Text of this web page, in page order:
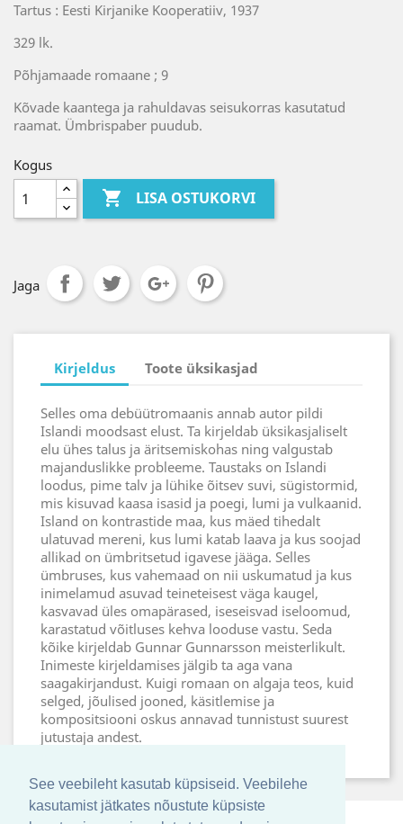
See veebileht kasutab küpsiseid. Veebilehe
kasutamist jätkates nõustute küpsiste
Tartus : Eesti Kirjanike Kooperatiiv, 1937
329 lk.
Põhjamaade romaane ; 9
Kõvade kaantega ja rahuldavas seisukorras kasutatud
raamat. Ümbrispaber puudub.
Kogus
 LISA OSTUKORVI
Jaga
Kirjeldus Toote üksikasjad
Selles oma debüütromaanis annab autor pildi
Islandi moodsast elust. Ta kirjeldab üksikasjaliselt
elu ühes talus ja äritsemiskohas ning valgustab
majanduslikke probleeme. Taustaks on Islandi
loodus, pime talv ja lühike õitsev suvi, sügistormid,
mis kisuvad kaasa isasid ja poegi, lumi ja vulkaanid.
Island on kontrastide maa, kus mäed tihedalt
ulatuvad mereni, kus lumi katab laava ja kus soojad
allikad on ümbritsetud igavese jääga. Selles
ümbruses, kus vahemaad on nii uskumatud ja kus
inimelamud asuvad teineteisest väga kaugel,
kasvavad üles omapärased, iseseisvad iseloomud,
karastatud võitluses kehva looduse vastu. Seda
kõike kirjeldab Gunnar Gunnarsson meisterlikult.
Inimeste kirjeldamises jälgib ta aga vana
saagakirjandust. Kuigi romaan on algaja teos, kuid
selged, jõulised jooned, käsitlemise ja
kompositsiooni oskus annavad tunnistust suurest
jutustaja andest.